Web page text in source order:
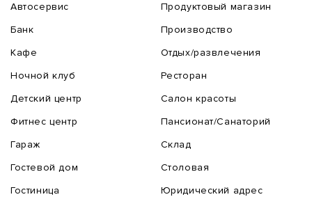
Автосервис
Банк
Кафе
Ночной клуб
Детский центр
Фитнес центр
Гараж
Гостевой дом
Гостиница
Продуктовый магазин
Производство
Отдых/развлечения
Ресторан
Салон красоты
Пансионат/Санаторий
Склад
Столовая
Юридический адрес